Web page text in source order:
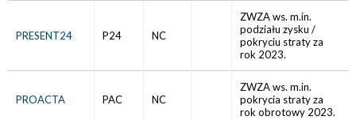
PRESENT24 P24 NC
ZWZA ws. m.in.
podziału zysku /
pokryciu straty za
rok 2023.
PROACTA PAC NC
ZWZA ws. m.in.
pokrycia straty za
rok obrotowy 2023.